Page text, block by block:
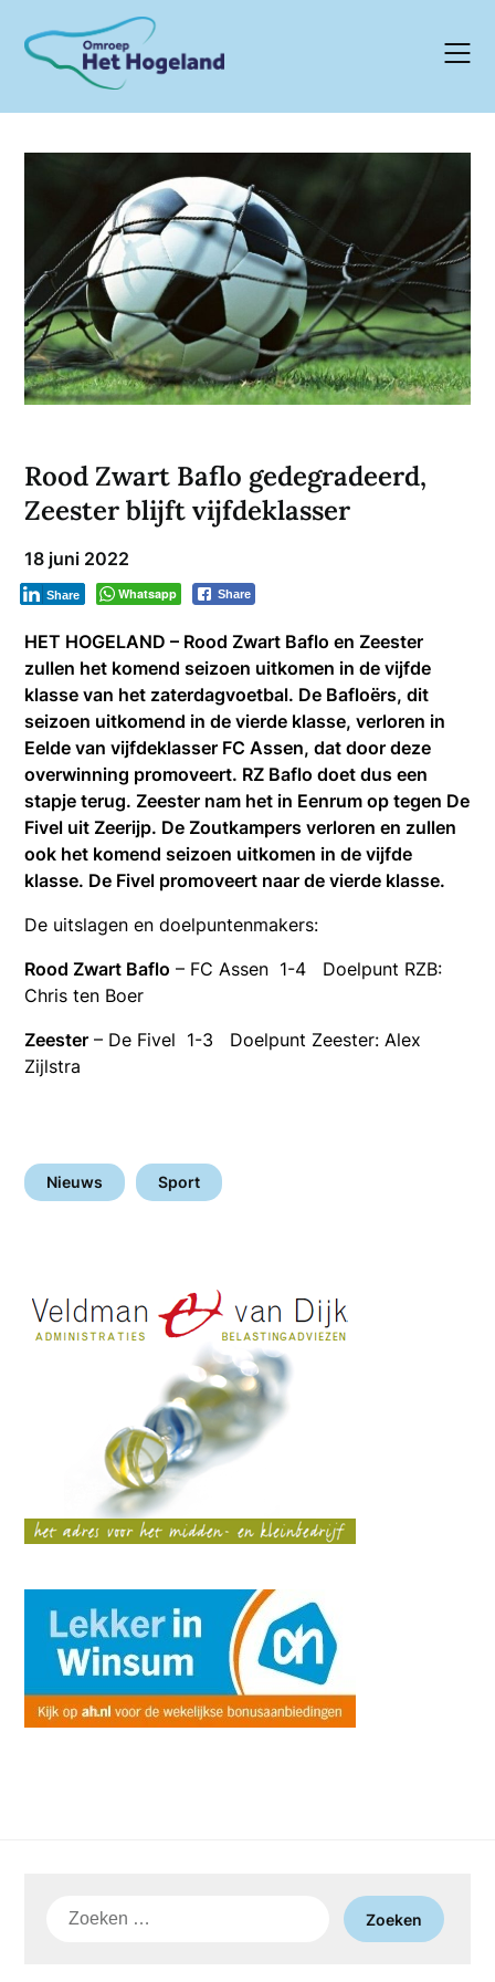
content
Rood Zwart Baflo gedegradeerd,
Zeester blijft vijfdeklasser
18 juni 2022
Whatsapp Share
Share
HET HOGELAND – Rood Zwart Baflo en Zeester
zullen het komend seizoen uitkomen in de vijfde
klasse van het zaterdagvoetbal. De Bafloërs, dit
seizoen uitkomend in de vierde klasse, verloren in
Eelde van vijfdeklasser FC Assen, dat door deze
overwinning promoveert. RZ Baflo doet dus een
stapje terug. Zeester nam het in Eenrum op tegen De
Fivel uit Zeerijp. De Zoutkampers verloren en zullen
ook het komend seizoen uitkomen in de vijfde
klasse. De Fivel promoveert naar de vierde klasse.
De uitslagen en doelpuntenmakers:
Rood Zwart Baflo – FC Assen 1-4 Doelpunt RZB:
Chris ten Boer
Zeester – De Fivel 1-3 Doelpunt Zeester: Alex
Zijlstra
Nieuws Sport
Zoeken